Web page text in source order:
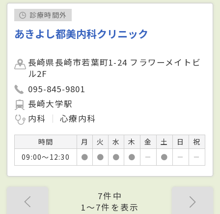
診療時間外
あきよし都美内科クリニック
長崎県長崎市若葉町1-24 フラワーメイトビ
ル2F
095-845-9801
長崎大学駅
内科
心療内科
時間 月 火 水 木 金 土 日
祝
09:00～12:30
● ● ● ● － ● － －
7件中
1〜7件を表示